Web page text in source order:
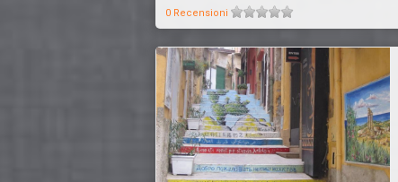
0 Recensioni